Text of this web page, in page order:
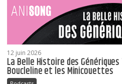
12 juin 2026
La Belle Histoire des
Boucleline et les Minicouettes